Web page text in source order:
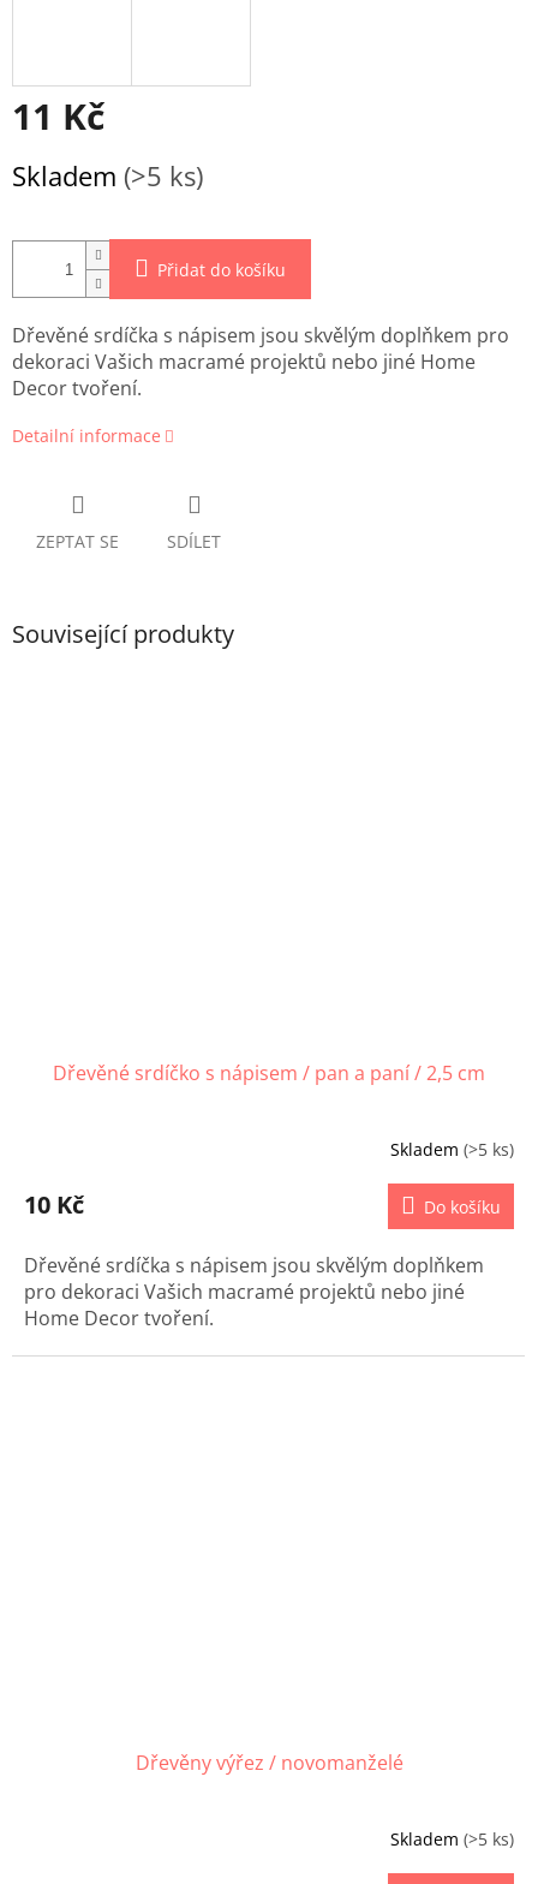
11 Kč
cena:
Skladem (>5 ks)
Přidat do košíku
Dřevěné srdíčka s nápisem jsou skvělým doplňkem pro
dekoraci Vašich macramé projektů nebo jiné Home
Decor tvoření.
Detailní informace
ZEPTAT SE SDÍLET
Související produkty
Dřevěné srdíčko s nápisem / pan a paní / 2,5 cm
Skladem (>5 ks)
10 Kč Do košíku
Dřevěné srdíčka s nápisem jsou skvělým doplňkem
pro dekoraci Vašich macramé projektů nebo jiné
Home Decor tvoření.
Dřevěny výřez / novomanželé
Skladem (>5 ks)